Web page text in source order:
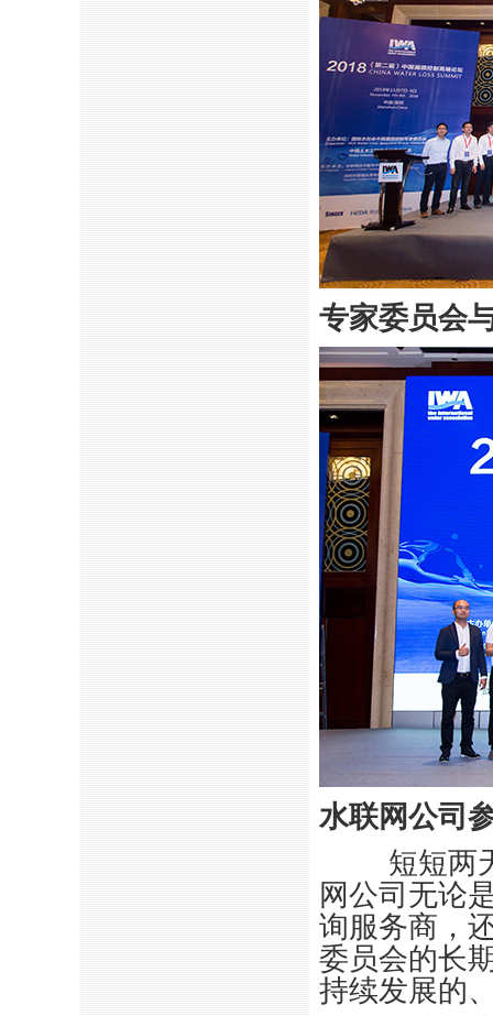
专家委员会
水联网公司
短短两
网公司无论
询服务商，
委员会的长
持续发展的